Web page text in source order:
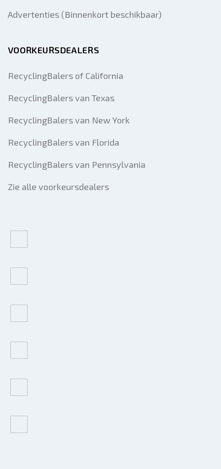
Advertenties (Binnenkort beschikbaar)
VOORKEURSDEALERS
RecyclingBalers of California
RecyclingBalers van Texas
RecyclingBalers van New York
RecyclingBalers van Florida
RecyclingBalers van Pennsylvania
Zie alle voorkeursdealers